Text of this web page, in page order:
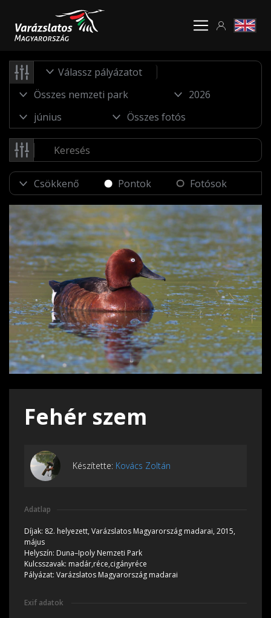
Válassz pályázatot
Pontok Fotósok
Fehér szem
Készítette: Kovács Zoltán
Adatlap
Díjak: 82. helyezett, Varázslatos Magyarország madarai, 2015,
május
Helyszín: Duna–Ipoly Nemzeti Park
Kulcsszavak: madár,réce,cigányréce
Pályázat: Varázslatos Magyarország madarai
Exif adatok